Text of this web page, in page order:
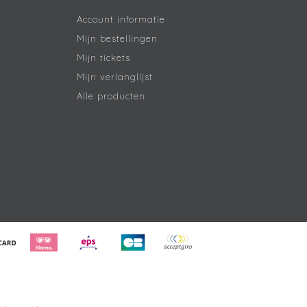
Account informatie
Mijn bestellingen
Mijn tickets
Mijn verlanglijst
Alle producten